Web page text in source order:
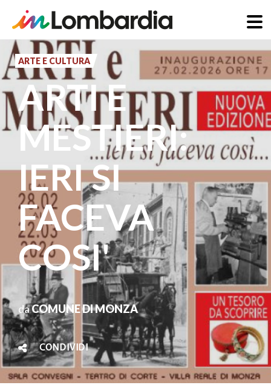
Salta
al
contenuto
principale
ARTE E CULTURA
ARTI E
MESTIERI:
IERI SI
FACEVA
COSI'
daCOMUNE DI MONZA
CONDIVIDI